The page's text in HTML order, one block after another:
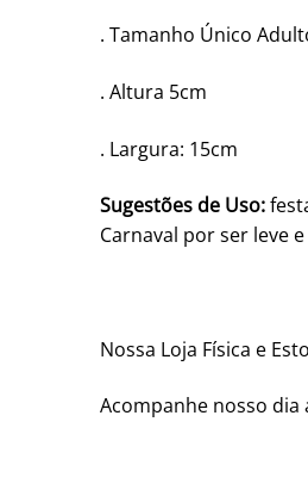
. Tamanho Único
. Altura 5cm
. Largura: 15cm
Sugestões de Uso:
Carnaval por ser leve
Nossa Loja Física e
Acompanhe nosso dia